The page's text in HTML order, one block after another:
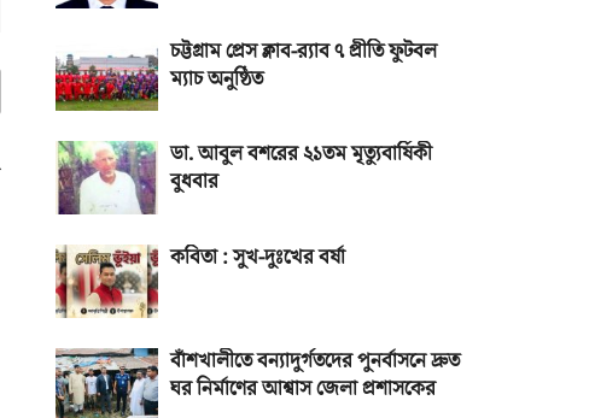
চট্টগ্রাম প্রেস ক্লাব-র‌্যাব ৭ প্রীতি ফুটবল
ম্যাচ অনুষ্ঠিত
ডা. আবুল বশরের ২১তম মৃত্যুবার্ষিকী
বুধবার
কবিতা : সুখ-দুঃখের বর্ষা
বাঁশখালীতে বন্যাদুর্গতদের পুনর্বাসনে দ্রুত
ঘর নির্মাণের আশ্বাস জেলা প্রশাসকের